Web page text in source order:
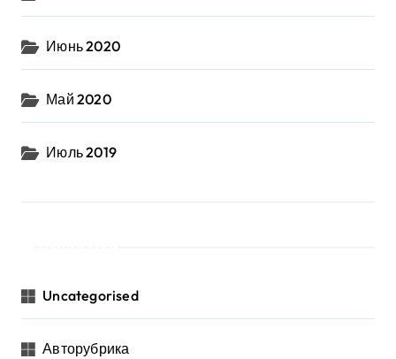
Июнь 2020
Май 2020
Июль 2019
Uncategorised
Авторубрика